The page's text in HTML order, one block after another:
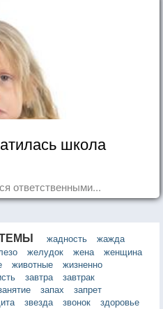
школа
ответственными...
жадность
жажда
желудок жена
женщина
животные
жизненно
завтра
завтрак
запах
запрет
звезда звонок
здоровье